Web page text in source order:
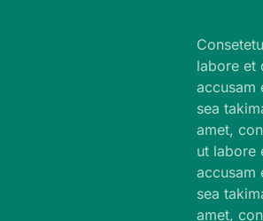
labore et
accusam
sea
amet,
ut labore
accusam
sea
amet,